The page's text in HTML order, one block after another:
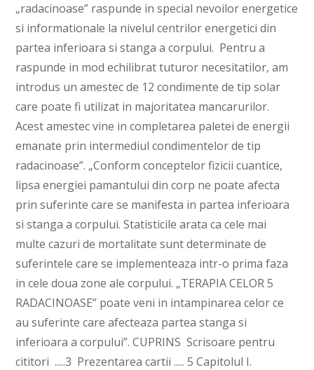
„radacinoase” raspunde in special nevoilor energetice
si informationale la nivelul centrilor energetici din
partea inferioara si stanga a corpului. Pentru a
raspunde in mod echilibrat tuturor necesitatilor, am
introdus un amestec de 12 condimente de tip solar
care poate fi utilizat in majoritatea mancarurilor.
Acest amestec vine in completarea paletei de energii
emanate prin intermediul condimentelor de tip
radacinoase”. „Conform conceptelor fizicii cuantice,
lipsa energiei pamantului din corp ne poate afecta
prin suferinte care se manifesta in partea inferioara
si stanga a corpului. Statisticile arata ca cele mai
multe cazuri de mortalitate sunt determinate de
suferintele care se implementeaza intr-o prima faza
in cele doua zone ale corpului. „TERAPIA CELOR 5
RADACINOASE” poate veni in intampinarea celor ce
au suferinte care afecteaza partea stanga si
inferioara a corpului”. CUPRINS Scrisoare pentru
cititori .....3 Prezentarea cartii ..... 5 Capitolul I.